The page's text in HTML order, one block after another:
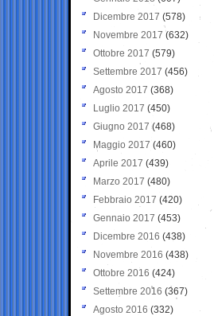
Dicembre 2017 (578)
Novembre 2017 (632)
Ottobre 2017 (579)
Settembre 2017 (456)
Agosto 2017 (368)
Luglio 2017 (450)
Giugno 2017 (468)
Maggio 2017 (460)
Aprile 2017 (439)
Marzo 2017 (480)
Febbraio 2017 (420)
Gennaio 2017 (453)
Dicembre 2016 (438)
Novembre 2016 (438)
Ottobre 2016 (424)
Settembre 2016 (367)
Agosto 2016 (332)